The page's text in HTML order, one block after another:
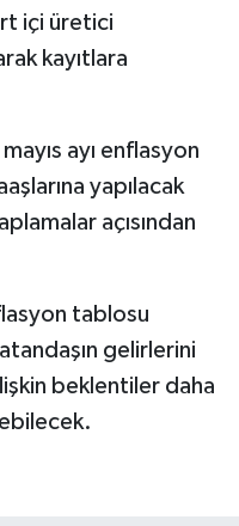
içi üretici
kayıtlara
ayı enflasyon
yapılacak
açısından
tablosu
gelirlerini
beklentiler daha